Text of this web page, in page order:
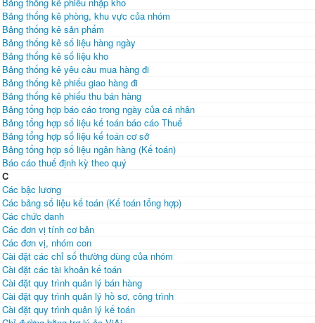
Bảng thống kê phòng, khu vực của nhóm
Bảng thống kê sản phẩm
Bảng thống kê số liệu hàng ngày
Bảng thống kê số liệu kho
Bảng thống kê yêu cầu mua hàng đi
Bảng thống kê phiếu giao hàng đi
Bảng thống kê phiếu thu bán hàng
Bảng tổng hợp báo cáo trong ngày của cá nhân
Bảng tổng hợp số liệu kế toán báo cáo Thuế
Bảng tổng hợp số liệu kế toán cơ sở
Bảng tổng hợp số liệu ngân hàng (Kế toán)
Báo cáo thuế định kỳ theo quý
C
Các bậc lương
Các bảng số liệu kế toán (Kế toán tổng hợp)
Các chức danh
Các đơn vị tính cơ bản
Các đơn vị, nhóm con
Cài đặt các chỉ số thường dùng của nhóm
Cài đặt các tài khoản kế toán
Cài đặt quy trình quản lý bán hàng
Cài đặt quy trình quản lý hồ sơ, công trình
Cài đặt quy trình quản lý kế toán